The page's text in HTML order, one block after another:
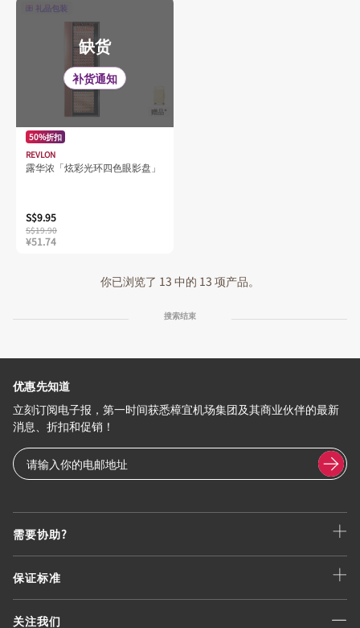
缺货
补货通知
礼品包装
赠品*
50%折扣
REVLON
露华浓「炫彩光环四色眼影盘」
S$9.95
S$19.90
¥51.74
你已浏览了 13 中的 13 项产品。
搜索结束
需要协助?
保证标准
关注我们
优惠先知道
立刻订阅电子报，第一时间获悉樟宜机场集团及其商业伙伴的最新
消息、折扣和促销！